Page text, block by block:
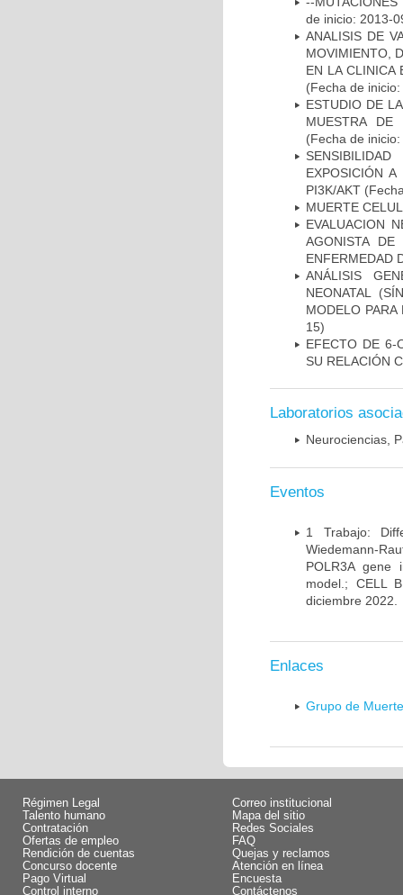
de inicio: 2013-
ANALISIS DE
MOVIMIENTO,
EN LA CLINICA
(Fecha de
ESTUDIO DE
MUESTRA DE
(Fecha de
EXPOSICIÓN
PI3K/AKT
MUERTE
EVALUACION
AGONISTA
ENFERMEDAD
ANÁLISIS
NEONATAL
MODELO
15)
EFECTO DE 6-
SU RELACIÓN
Laboratorios
Neurociencias,
Eventos
1 Trabajo:
Wiedemann-
POLR3A gene
model.; CELL
diciembre 2022.
Enlaces
Grupo de
Régimen Legal
Talento humano
Contratación
Ofertas de empleo
Rendición de cuentas
Concurso docente
Pago Virtual
Control interno
Correo institucional
Mapa del sitio
Redes Sociales
FAQ
Quejas y reclamos
Atención en línea
Encuesta
Contáctenos